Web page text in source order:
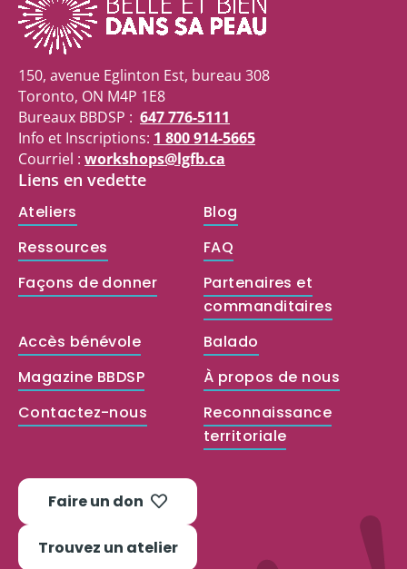
150, avenue Eglinton Est, bureau 308
Toronto, ON M4P 1E8
Bureaux BBDSP : 647 776-5111
Info et Inscriptions: 1 800 914-5665
Courriel : workshops@lgfb.ca
Liens en vedette
Ateliers
Blog
Ressources
FAQ
Façons de donner
Partenaires et
commanditaires
Accès bénévole
Balado
Magazine BBDSP
À propos de nous
Contactez-nous
Reconnaissance
territoriale
Faire un don
Trouvez un atelier